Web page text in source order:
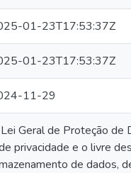
01-23T17:53:37Z
01-23T17:53:37Z
11-29
Geral de Proteção de
privacidade e o livre
de dados,